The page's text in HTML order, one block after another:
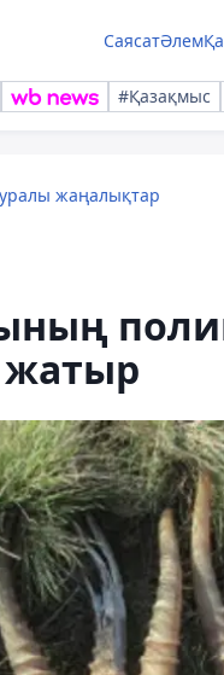
СаясатӘлем
#Қазақмыс
жаңалықтар
жатыр